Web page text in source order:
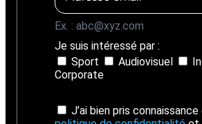
Ex. : abc@xyz.com
Je suis intéressé par :
Sport
Audiovisuel
Corporate
J’ai bien pris connaissance